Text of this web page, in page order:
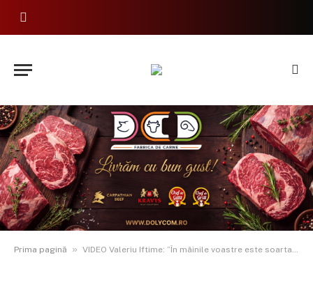
Prima pagină » VIDEO Valeriu Iftime: ”În mâinile voastre este soarta județului. Fiecare vot contează!”